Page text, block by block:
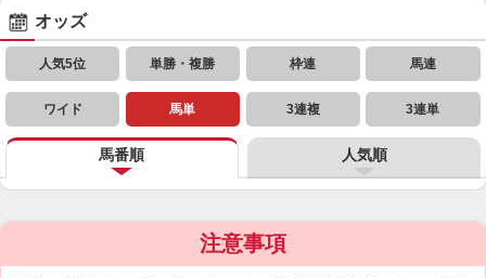
オッズ
人気5位 単勝・複勝 枠連 馬連
ワイド 馬単 3連複 3連単
馬番順 人気順
注意事項